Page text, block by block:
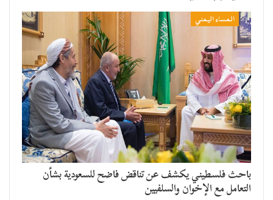
المساء اليمني
باحث فلسطيني يكشف عن تناقض فاضح للسعودية بشأن
التعامل مع الإخوان والسلفيين